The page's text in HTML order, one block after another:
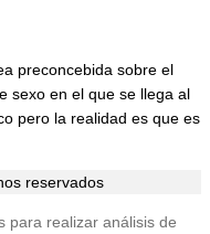
preconcebida sobre el
sexo en el que se llega al
pero la realidad es que es
reservados
para realizar análisis de